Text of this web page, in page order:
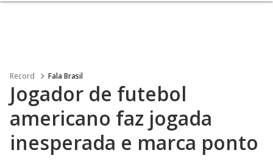
Record Fala Brasil
Jogador de futebol
americano faz jogada
inesperada e marca ponto